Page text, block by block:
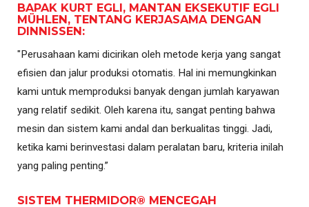
BAPAK KURT EGLI, MANTAN EKSEKUTIF EGLI
MÜHLEN, TENTANG KERJASAMA DENGAN
DINNISSEN:
"Perusahaan kami dicirikan oleh metode kerja yang sangat
efisien dan jalur produksi otomatis. Hal ini memungkinkan
kami untuk memproduksi banyak dengan jumlah karyawan
yang relatif sedikit. Oleh karena itu, sangat penting bahwa
mesin dan sistem kami andal dan berkualitas tinggi. Jadi,
ketika kami berinvestasi dalam peralatan baru, kriteria inilah
yang paling penting.”
SISTEM THERMIDOR® MENCEGAH